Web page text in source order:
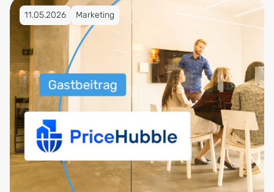
Veröffentlicht am 11.05.2026
11.05.2026 Marketing